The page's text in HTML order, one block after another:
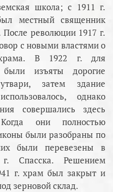
школа; с 1911 г.
местный священник
революции 1917 г.
с новыми властями о
храма. В 1922 г. для
изъяты дорогие
затем здание
однако
совершались здесь
они полностью
были разобраны по
были перевезены в
г. Спасска. Решением
г. храм был закрыт и
зерновой склад.